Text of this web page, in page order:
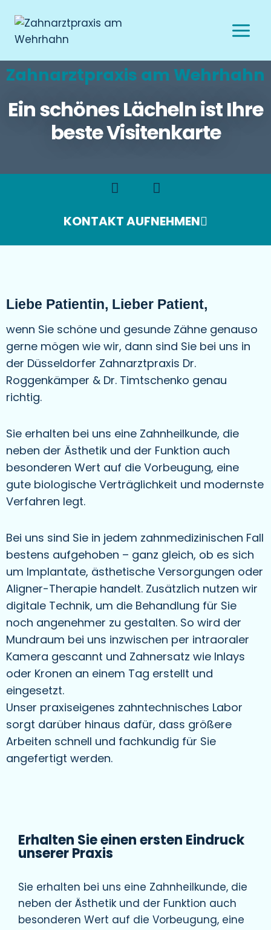
Zahnarztpraxis am Wehrhahn
Ein schönes Lächeln ist Ihre
beste Visitenkarte
KONTAKT AUFNEHMEN
Liebe Patientin, Lieber Patient,
wenn Sie schöne und gesunde Zähne genauso
gerne mögen wie wir, dann sind Sie bei uns in
der Düsseldorfer Zahnarztpraxis Dr.
Roggenkämper & Dr. Timtschenko genau
richtig.
Sie erhalten bei uns eine Zahnheilkunde, die
neben der Ästhetik und der Funktion auch
besonderen Wert auf die Vorbeugung, eine
gute biologische Verträglichkeit und modernste
Verfahren legt.
Bei uns sind Sie in jedem zahnmedizinischen Fall
bestens aufgehoben – ganz gleich, ob es sich
um Implantate, ästhetische Versorgungen oder
Aligner-Therapie handelt. Zusätzlich nutzen wir
digitale Technik, um die Behandlung für Sie
noch angenehmer zu gestalten. So wird der
Mundraum bei uns inzwischen per intraoraler
Kamera gescannt und Zahnersatz wie Inlays
oder Kronen an einem Tag erstellt und
eingesetzt.
Unser praxiseigenes zahntechnisches Labor
sorgt darüber hinaus dafür, dass größere
Arbeiten schnell und fachkundig für Sie
angefertigt werden.
Erhalten Sie einen ersten Eindruck
unserer Praxis
Sie erhalten bei uns eine Zahnheilkunde, die
neben der Ästhetik und der Funktion auch
besonderen Wert auf die Vorbeugung, eine